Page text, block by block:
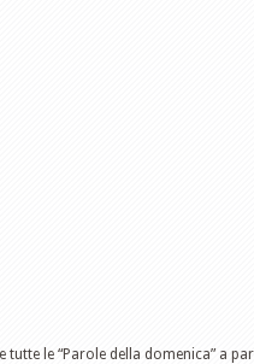
le “Parole della domenica” a